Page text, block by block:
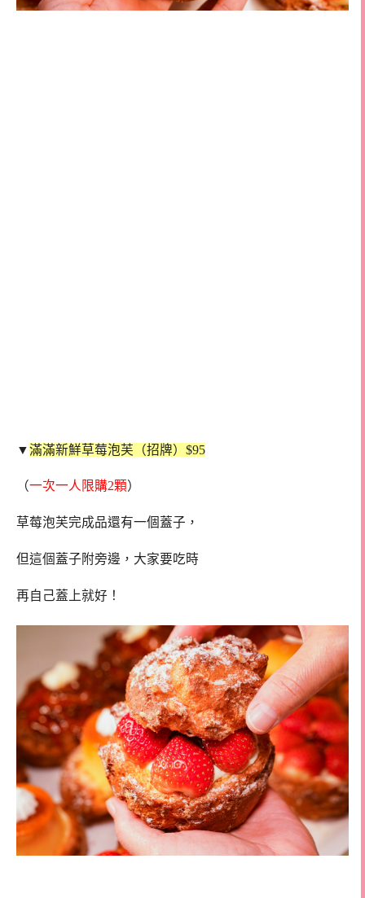
▼滿滿新鮮草莓泡芙（招牌）$95
（一次一人限購2顆）
草莓泡芙完成品還有一個蓋子，
但這個蓋子附旁邊，大家要吃時
再自己蓋上就好！